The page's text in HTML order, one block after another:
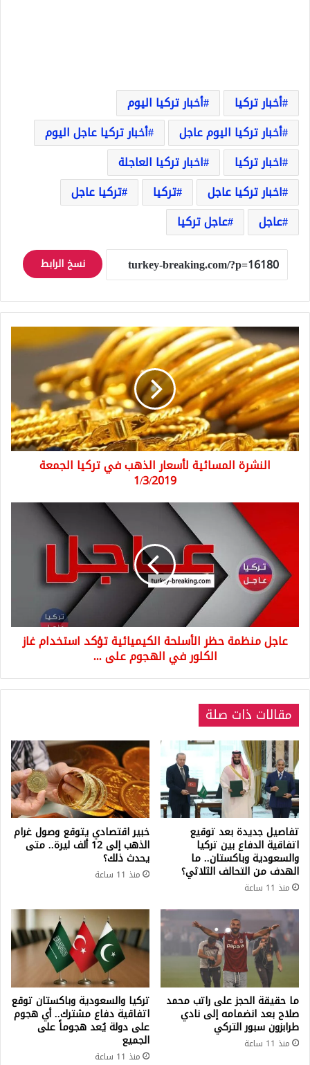
أخبار تركيا
أخبار تركيا اليوم
أخبار تركيا اليوم عاجل
أخبار تركيا عاجل اليوم
اخبار تركيا
اخبار تركيا العاجلة
اخبار تركيا عاجل
تركيا
تركيا عاجل
عاجل
عاجل تركيا
نسخ الرابط
النشرة
المسائية
لأسعار
الذهب
في
تركيا
الجمعة
1/3/2019
النشرة المسائية لأسعار الذهب في تركيا الجمعة
1/3/2019
الأسلحة
الكيميائية
تؤكد
استخدام
الكلور
في
...
عاجل منظمة حظر الأسلحة الكيميائية تؤكد استخدام غاز
الكلور في الهجوم على ...
مقالات ذات صلة
تفاصيل جديدة بعد توقيع
اتفاقية الدفاع بين تركيا
والسعودية وباكستان.. ما
الهدف من التحالف الثلاثي؟
منذ 11 ساعة
خبير اقتصادي يتوقع وصول غرام
الذهب إلى 12 ألف ليرة.. متى
يحدث ذلك؟
منذ 11 ساعة
ما حقيقة الحجز على راتب محمد
صلاح بعد انضمامه إلى نادي
طرابزون سبور التركي
منذ 11 ساعة
تركيا والسعودية وباكستان توقع
اتفاقية دفاع مشترك.. أي هجوم
على دولة يُعد هجوماً على
الجميع
منذ 11 ساعة